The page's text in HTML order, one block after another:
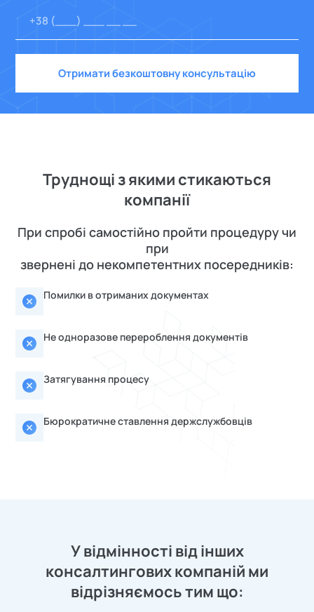
Отримати безкоштовну консультацію
Труднощі з якими стикаються
компанії
При спробі самостійно пройти процедуру чи
при
звернені до некомпетентних посередників:
Помилки в отриманих документах
Не одноразове перероблення документів
Затягування процесу
Бюрократичне ставлення держслужбовців
У відмінності від інших
консалтингових компаній ми
відрізняємось тим що: